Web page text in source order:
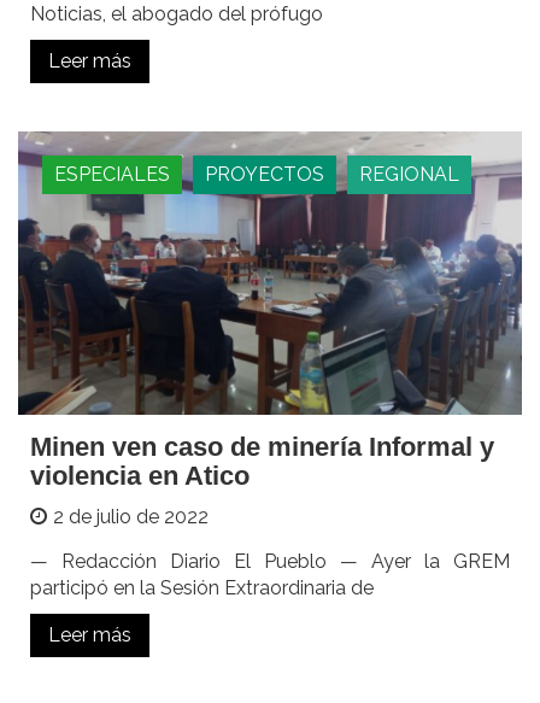
Noticias, el abogado del prófugo
Leer más
ESPECIALES PROYECTOS REGIONAL
Minen ven caso de minería Informal y
violencia en Atico
2 de julio de 2022
— Redacción Diario El Pueblo — Ayer la GREM
participó en la Sesión Extraordinaria de
Leer más